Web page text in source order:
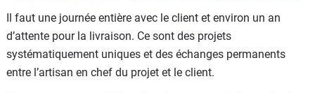
Il faut une journée entière avec le client et environ un an
d’attente pour la livraison. Ce sont des projets
systématiquement uniques et des échanges permanents
entre l’artisan en chef du projet et le client.